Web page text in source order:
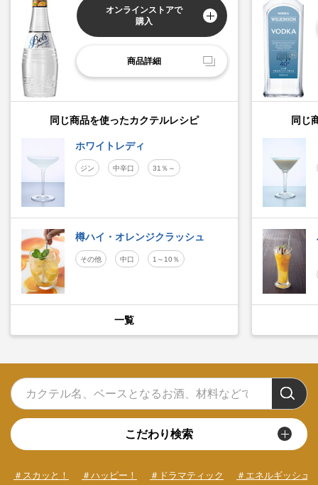
オンラインストアで
購入
商品詳細
同じ商品を使ったカクテルレシピ
ホワイトレディ
ジン 中辛口 31％～
樽ハイ・オレンジクラッシュ
その他 中口 1～10％
一覧
同じ
こだわり検索
＃スカッと！ ＃ハッピー！ ＃ドラマティック ＃エネルギッシュ